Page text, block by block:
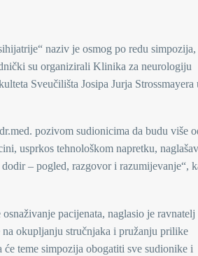
naziv je osmog po redu simpozija,
su organizirali Klinika za neurologiju
Sveučilišta Josipa Jurja Strossmayera
pozivom sudionicima da budu više
usprkos tehnološkom napretku,
– pogled, razgovor i razumijevanje“,
pacijenata, naglasio je ravnatelj
okupljanju stručnjaka i pružanju prilike
teme simpozija obogatiti sve sudionike i